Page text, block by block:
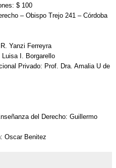
$ 100
– Obispo Trejo 241 – Córdoba
Yanzi Ferreyra
I. Borgarello
Privado: Prof. Dra. Amalia U de
del Derecho: Guillermo
Oscar Benitez